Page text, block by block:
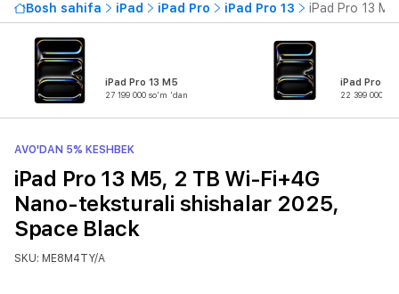
Bosh sahifa iPad iPad Pro iPad Pro 13 iPad Pro 13
iPad Pro 13 M5
27 199 000 so'm 'dan
iPad Pro 11
22 399 000
AVO'DAN 5% KESHBEK
iPad Pro 13 M5, 2 TB Wi-Fi+4G
Nano-teksturali shishalar 2025,
Space Black
SKU: ME8M4TY/A